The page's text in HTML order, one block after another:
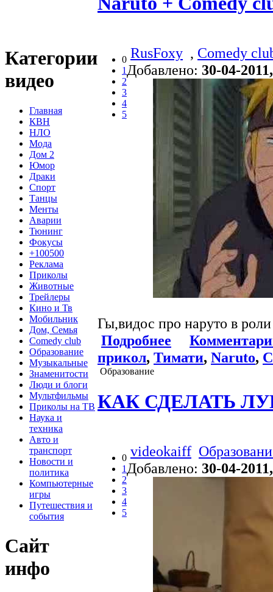
Категории
видео
Главная
КВН
НЛО
Мода
Дом 2
Юмор
Драки
Спорт
Танцы
Менты
Аварии
Тюнинг
Фокусы
+100500
Реклама
Приколы
Животные
Трейлеры
Кино и Тв
Мобильник
Дом, Семья
Comedy club
Образование
Музыкальные
Знаменитости
Люди и блоги
Мультфильмы
Приколы на ТВ
Наука и
техника
Авто и
транспорт
Новости и
политика
Компьютерные
игры
Путешествия и
события
Сайт
инфо
0
1
2
3
4
5
RusFoxy , Comedy
Добавлено: 30-04-
Гы,видос про наруто в
Подробнее
прикол, Тимати, Naruto,
Образование
КАК СДЕЛАТЬ
0
1
2
3
4
5
videokaiff
Добавлено: 30-04-